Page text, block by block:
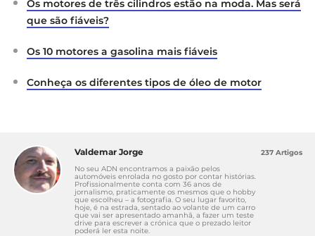
Os motores de três cilindros estão na moda. Mas será
que são fiáveis?
Os 10 motores a gasolina mais fiáveis
Conheça os diferentes tipos de óleo de motor
Valdemar Jorge
No seu ADN encontramos a paixão pelos
automóveis enrolada no gosto por contar histórias.
Profissionalmente conta com 36 anos de
jornalismo, praticamente os mesmos que o hobby
que escolheu – a fotografia. O seu lugar favorito,
hoje, é na estrada, sentado ao volante de um carro
que vai ser apresentado amanhã, a fazer um teste
drive para escrever a crónica que o prezado leitor
poderá ler esta noite.
237 Artigos